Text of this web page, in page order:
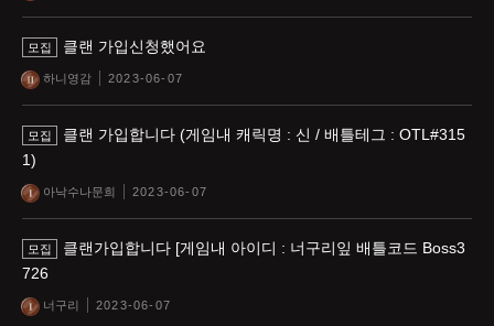
모집 클랜 가입신청했어요
하니영감 2023-06-07
모집
클랜 가입합니다 (게임내 캐릭명 : 신 / 배틀테그 : OTL#315
1)
아낙수나문희 2023-06-07
모집
클랜가입합니다 [게임내 아이디 : 너구리잎 배틀코드 Boss3
726
너구리 2023-06-07